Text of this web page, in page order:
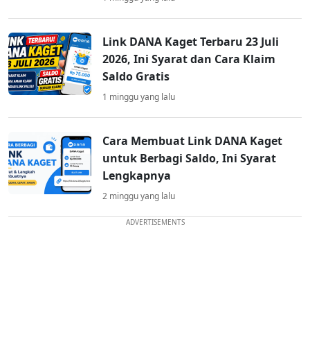
Link DANA Kaget Terbaru 23 Juli
2026, Ini Syarat dan Cara Klaim
Saldo Gratis
1 minggu yang lalu
Cara Membuat Link DANA Kaget
untuk Berbagi Saldo, Ini Syarat
Lengkapnya
2 minggu yang lalu
ADVERTISEMENTS